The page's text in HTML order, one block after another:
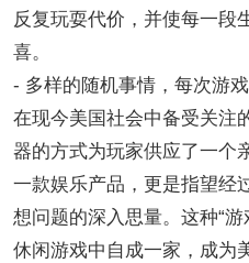
反复玩耍代价，并使每一段
喜。
- 多样的随机事情，每次游
在现今美国社会中备受关注
器的方式为玩家供应了一个
一款娱乐产品，更是指望经
想问题的深入思量。这种“
休闲游戏中自成一家，成为